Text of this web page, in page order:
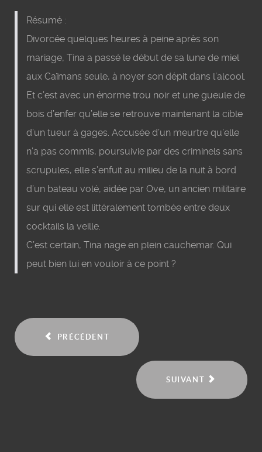
Résumé :
Divorcée quelques heures à peine après son
mariage, Tina a passé le début de sa lune de miel
aux Caïmans seule, à noyer son dépit dans l’alcool.
Et c’est avec un énorme trou noir et une gueule de
bois d’enfer qu’elle se retrouve maintenant la cible
d’un tueur à gages. Accusée d’un meurtre qu’elle
n’a pas commis, poursuivie par des criminels sans
scrupules, elle s’enfuit au milieu de la nuit à bord
d’un bateau volé, aidée par Ove, un ancien militaire
sur qui elle est littéralement tombée entre deux
cocktails la veille.
C’est certain, Tina nage en plein cauchemar. Qui
peut bien lui en vouloir à ce point ?
PRÉCÉDENT
SUIVANT